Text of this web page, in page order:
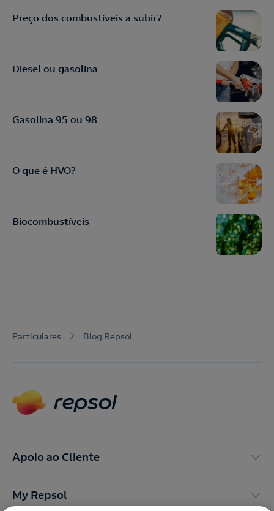
Preço dos combustíveis a subir?
Diesel ou gasolina
Gasolina 95 ou 98
O que é HVO?
Biocombustíveis
Particulares Blog Repsol
Apoio ao Cliente
My Repsol